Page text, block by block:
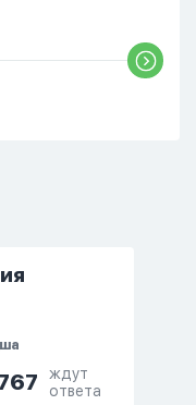
ждут
ответа